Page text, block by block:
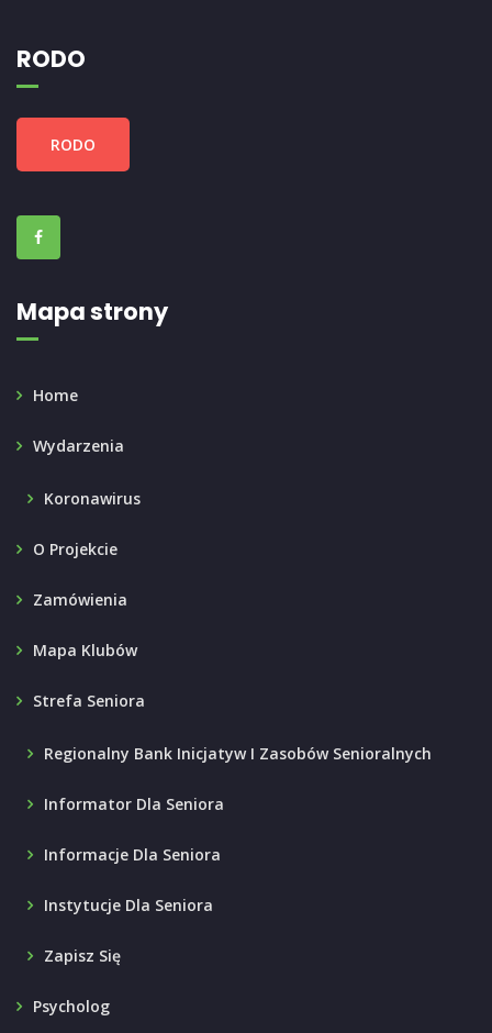
RODO
RODO
Mapa strony
Home
Wydarzenia
Koronawirus
O Projekcie
Zamówienia
Mapa Klubów
Strefa Seniora
Regionalny Bank Inicjatyw I Zasobów Senioralnych
Informator Dla Seniora
Informacje Dla Seniora
Instytucje Dla Seniora
Zapisz Się
Psycholog